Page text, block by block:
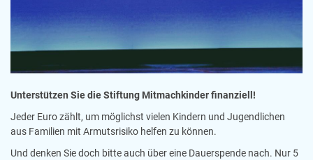
Unterstützen Sie die Stiftung Mitmachkinder finanziell!
Jeder Euro zählt, um möglichst vielen Kindern und Jugendlichen
aus Familien mit Armutsrisiko helfen zu können.
Und denken Sie doch bitte auch über eine Dauerspende nach. Nur 5